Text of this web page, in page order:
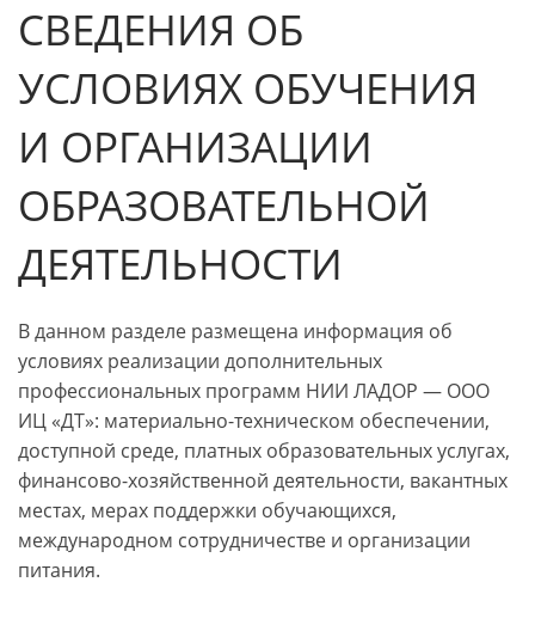
СВЕДЕНИЯ ОБ
УСЛОВИЯХ ОБУЧЕНИЯ
И ОРГАНИЗАЦИИ
ОБРАЗОВАТЕЛЬНОЙ
ДЕЯТЕЛЬНОСТИ
В данном разделе размещена информация об
условиях реализации дополнительных
профессиональных программ НИИ ЛАДОР — ООО
ИЦ «ДТ»: материально-техническом обеспечении,
доступной среде, платных образовательных услугах,
финансово-хозяйственной деятельности, вакантных
местах, мерах поддержки обучающихся,
международном сотрудничестве и организации
питания.